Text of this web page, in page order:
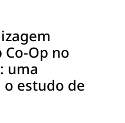
Op no
uma
estudo de